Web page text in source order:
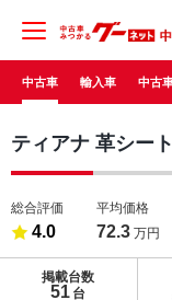
中古車 輸入車 中古
ティアナ 革シー
総合評価
4.0
平均価格
72.3 万円
掲載台数
51 台